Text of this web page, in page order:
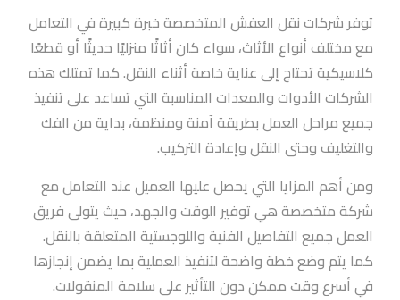
توفر شركات نقل العفش المتخصصة خبرة كبيرة في التعامل
مع مختلف أنواع الأثاث، سواء كان أثاثًا منزليًا حديثًا أو قطعًا
كلاسيكية تحتاج إلى عناية خاصة أثناء النقل. كما تمتلك هذه
الشركات الأدوات والمعدات المناسبة التي تساعد على تنفيذ
جميع مراحل العمل بطريقة آمنة ومنظمة، بداية من الفك
والتغليف وحتى النقل وإعادة التركيب.
ومن أهم المزايا التي يحصل عليها العميل عند التعامل مع
شركة متخصصة هي توفير الوقت والجهد، حيث يتولى فريق
العمل جميع التفاصيل الفنية واللوجستية المتعلقة بالنقل.
كما يتم وضع خطة واضحة لتنفيذ العملية بما يضمن إنجازها
في أسرع وقت ممكن دون التأثير على سلامة المنقولات.